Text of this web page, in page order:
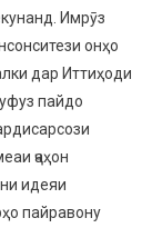
Имрӯз
онҳо
дар Иттиҳоди
пайдо
ҷаҳон
идеяи
пайравону